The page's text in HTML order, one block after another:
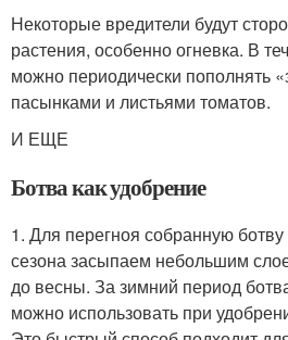
Некоторые вредители будут
растения, особенно огневка. В
можно периодически пополнять
пасынками и листьями томатов.
И ЕЩЕ
Ботва как удобрение
1. Для перегноя собранную ботву
сезона засыпаем небольшим
до весны. За зимний период
можно использовать при